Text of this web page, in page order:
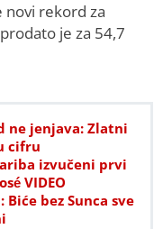
novi rekord za
je za 54,7
ne jenjava: Zlatni
cifru
izvučeni prvi
VIDEO
bez Sunca sve